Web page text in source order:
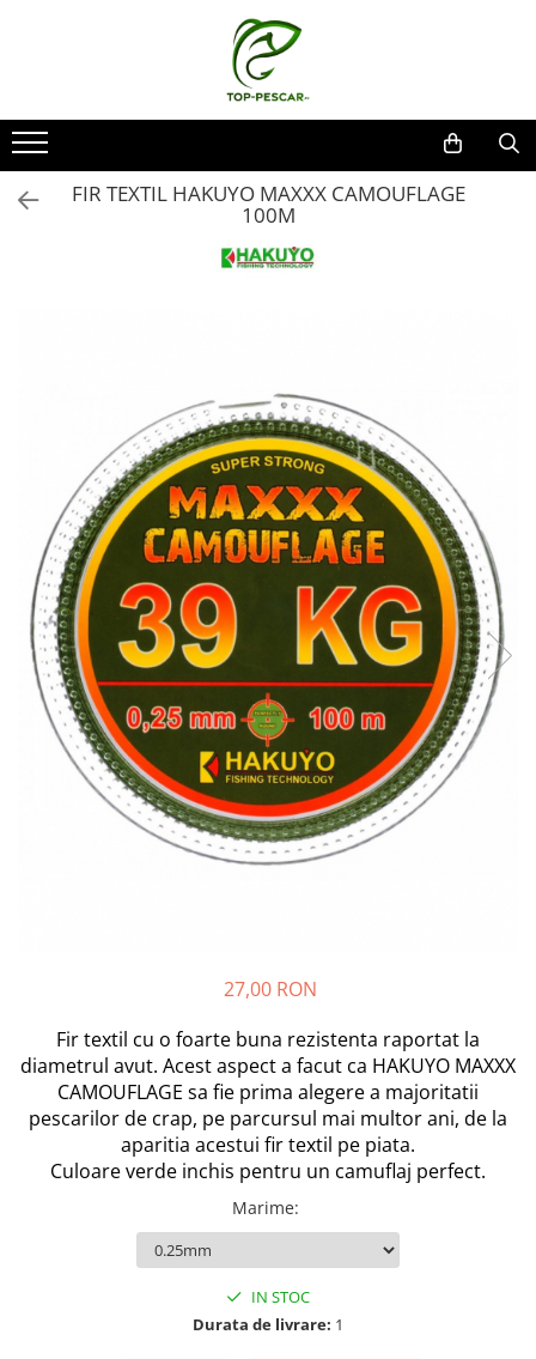
Pescuit la Crap
Echipament de bază
Lansete crap
Wafters
Pop-up
Boilies
Porumb
Alune tigrate
Semnalizare și suport
Rod pod
Senzori pescuit
Swingere pescuit
Suport lansete
Picheți pescuit
Monturi și componente
Vartej pescuit
Agrafe pescuit
Rig pescuit
Opritoare pescuit
Crosete si burghie pescuit
Foarfeca pescuit
FIR TEXTIL HAKUYO MAXXX CAMOUFLAGE
100M
27,00 RON
Fir textil cu o foarte buna rezistenta raportat la
diametrul avut. Acest aspect a facut ca HAKUYO MAXXX
CAMOUFLAGE sa fie prima alegere a majoritatii
pescarilor de crap, pe parcursul mai multor ani, de la
aparitia acestui fir textil pe piata.
Culoare verde inchis pentru un camuflaj perfect.
Marime:
IN STOC
Durata de livrare: 1